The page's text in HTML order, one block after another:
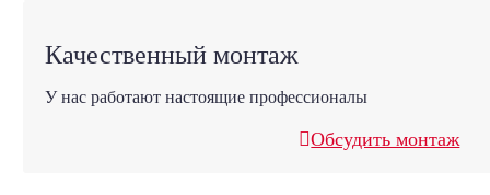
Качественный монтаж
У нас работают настоящие профессионалы
Обсудить монтаж